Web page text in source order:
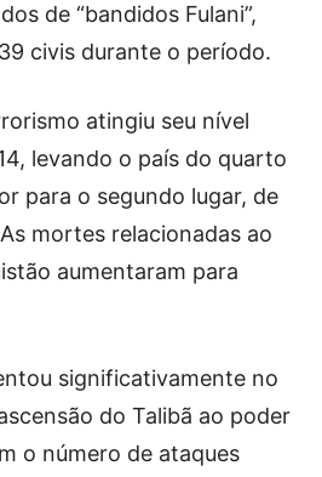
de “bandidos Fulani”,
civis durante o período.
atingiu seu nível
levando o país do quarto
para o segundo lugar, de
mortes relacionadas ao
aumentaram para
significativamente no
do Talibã ao poder
o número de ataques